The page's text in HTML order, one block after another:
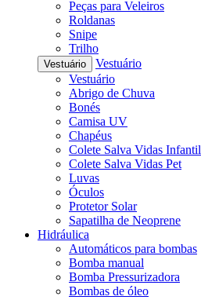
Peças para Veleiros
Roldanas
Snipe
Trilho
Vestuário
Vestuário
Vestuário
Abrigo de Chuva
Bonés
Camisa UV
Chapéus
Colete Salva Vidas Infantil
Colete Salva Vidas Pet
Luvas
Óculos
Protetor Solar
Sapatilha de Neoprene
Hidráulica
Automáticos para bombas
Bomba manual
Bomba Pressurizadora
Bombas de óleo